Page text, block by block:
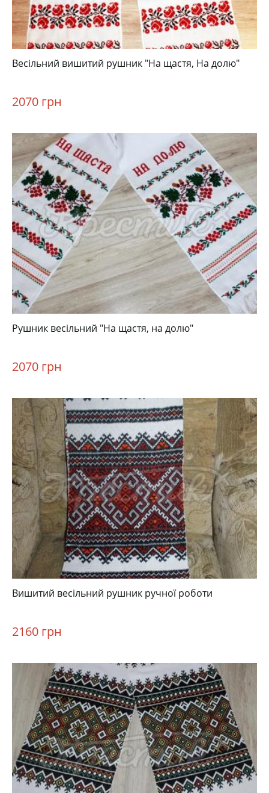
Весільний вишитий рушник "На щастя, На долю"
2070 грн
Рушник весільний "На щастя, на долю"
2070 грн
Вишитий весільний рушник ручної роботи
2160 грн